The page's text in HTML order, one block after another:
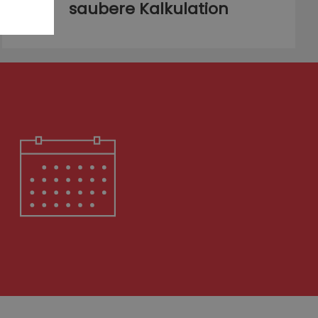
saubere Kalkulation